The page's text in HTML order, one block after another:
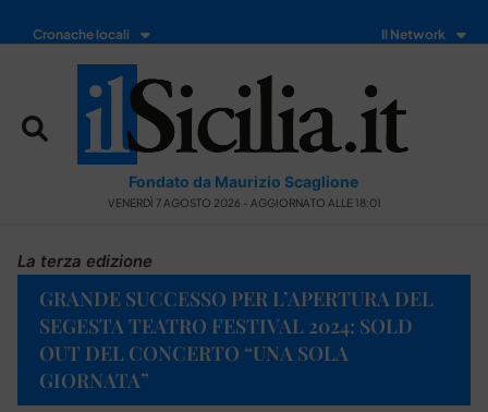
Cronache locali Il Network
Fondato da Maurizio Scaglione
VENERDÌ 7 AGOSTO 2026 - AGGIORNATO ALLE 18:01
La terza edizione
GRANDE SUCCESSO PER L’APERTURA DEL
SEGESTA TEATRO FESTIVAL 2024: SOLD
OUT DEL CONCERTO “UNA SOLA
GIORNATA”